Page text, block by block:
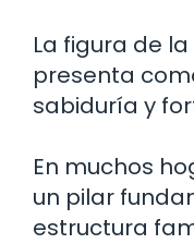
La figura de
presenta
sabiduría y
En muchos
un pilar
estructura